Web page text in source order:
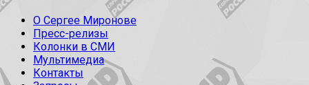
О Сергее Миронове
Пресс-релизы
Колонки в СМИ
Мультимедиа
Контакты